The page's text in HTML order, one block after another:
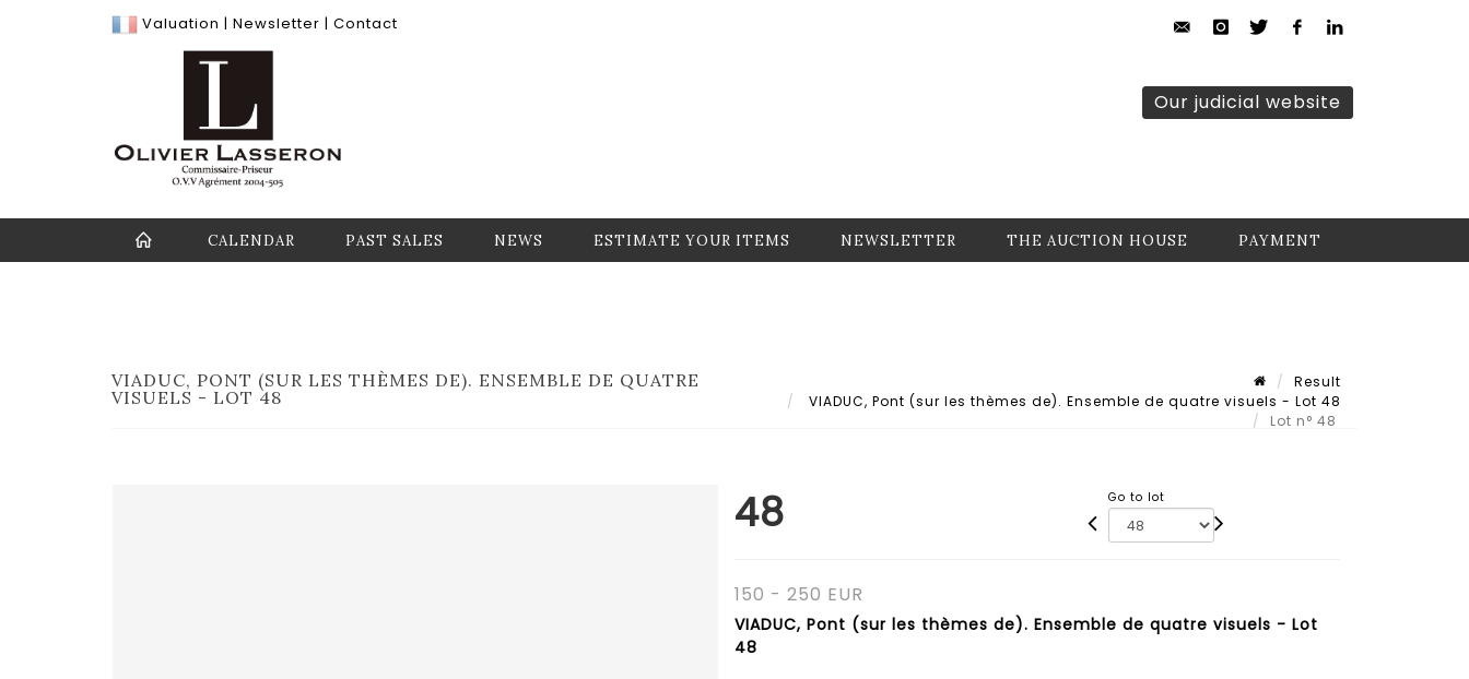
Valuation | Newsletter | Contact
Our judicial website
CALENDAR PAST SALES NEWS ESTIMATE YOUR ITEMS NEWSLETTER THE AUCTION HOUSE PAYMENT
VIADUC, PONT (SUR LES THÈMES DE). ENSEMBLE DE QUATRE
VISUELS - LOT 48
Result
VIADUC, Pont (sur les thèmes de). Ensemble de quatre visuels - Lot 48
Lot n° 48
48 Go to lot
150 - 250 EUR
VIADUC, Pont (sur les thèmes de). Ensemble de quatre visuels - Lot
48